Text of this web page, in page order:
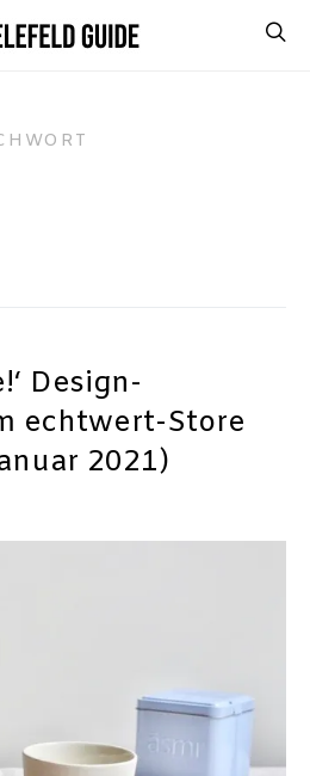
Design-
echtwert-Store
2021)